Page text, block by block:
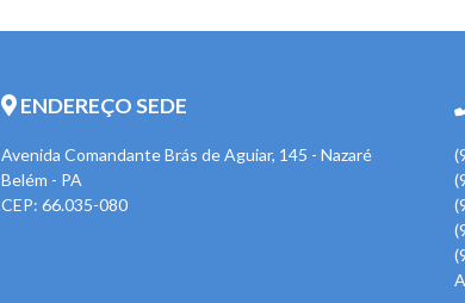
ENDEREÇO SEDE
Avenida Comandante Brás de Aguiar, 145 - Nazaré
Belém - PA
CEP: 66.035-080